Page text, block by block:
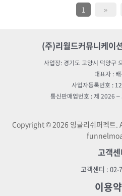
1 »
(주)리월드커뮤니케이
사업장: 경기도 고양시 덕양구
대표자 :
사업자등록번호 :
통신판매업번호 : 제 2026
Copyright © 2026 잉글리쉬퍼펙
고객
고객센터 : 02-
이용